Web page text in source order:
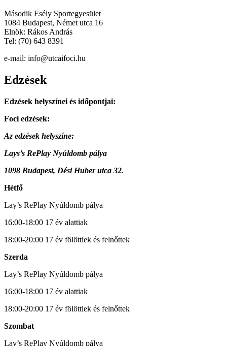
Második Esély Sportegyesület
1084 Budapest, Német utca 16
Elnök: Rákos András
Tel: (70) 643 8391
e-mail: info@utcaifoci.hu
Edzések
Edzések helyszínei és időpontjai:
Foci edzések:
Az edzések helyszíne:
Lays’s RePlay Nyúldomb pálya
1098 Budapest, Dési Huber utca 32.
Hétfő
Lay’s RePlay Nyúldomb pálya
16:00-18:00 17 év alattiak
18:00-20:00 17 év fölöttiek és felnőttek
Szerda
Lay’s RePlay Nyúldomb pálya
16:00-18:00 17 év alattiak
18:00-20:00 17 év fölöttiek és felnőttek
Szombat
Lay’s RePlay Nyúldomb pálya